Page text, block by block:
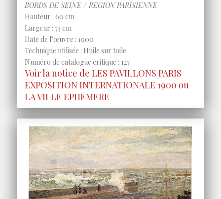
BORDS DE SEINE / REGION PARISIENNE
Hauteur : 60 cm
Largeur : 73 cm
Date de l’œuvre : 1900
Technique utilisée : Huile sur toile
Numéro de catalogue critique : 127
Voir la notice de LES PAVILLONS PARIS
EXPOSITION INTERNATIONALE 1900 ou
LA VILLE EPHEMERE